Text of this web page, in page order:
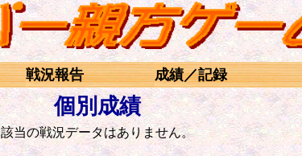
戦況報告 成績／記録
個別成績
該当の戦況データはありません。